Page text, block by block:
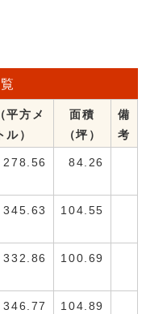
平方メ
ル）
面積
（坪）
備
考
278.56 84.26
345.63 104.55
332.86 100.69
346.77 104.89